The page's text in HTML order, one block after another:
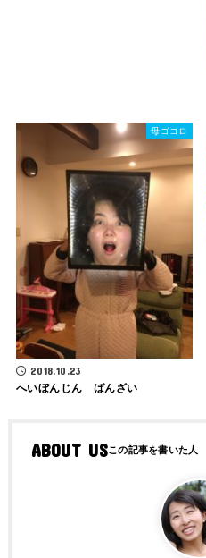
母ゴコロ
2018.10.23
へいぼんじん ばんざい
ABOUT US